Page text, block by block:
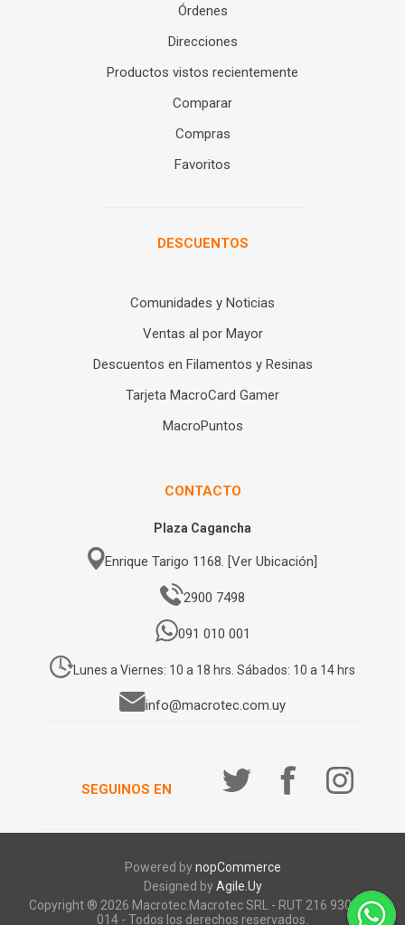
Órdenes
Direcciones
Productos vistos recientemente
Comparar
Compras
Favoritos
DESCUENTOS
Comunidades y Noticias
Ventas al por Mayor
Descuentos en Filamentos y Resinas
Tarjeta MacroCard Gamer
MacroPuntos
CONTACTO
Plaza Cagancha
Enrique Tarigo 1168. [Ver Ubicación]
2900 7498
091 010 001
Lunes a Viernes: 10 a 18 hrs. Sábados: 10 a 14 hrs
info@macrotec.com.uy
SEGUINOS EN
Powered bynopCommerce
Designed byAgile.Uy
Copyright ® 2026 Macrotec.Macrotec SRL - RUT 216 930 920
014 - Todos los derechos reservados.